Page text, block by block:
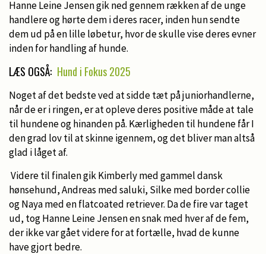
Hanne Leine Jensen gik ned gennem rækken af de unge
handlere og hørte dem i deres racer, inden hun sendte
dem ud på en lille løbetur, hvor de skulle vise deres evner
inden for handling af hunde.
LÆS OGSÅ: Hund i Fokus 2025
Noget af det bedste ved at sidde tæt på juniorhandlerne,
når de er i ringen, er at opleve deres positive måde at tale
til hundene og hinanden på. Kærligheden til hundene får I
den grad lov til at skinne igennem, og det bliver man altså
glad i låget af.
Videre til finalen gik Kimberly med gammel dansk
hønsehund, Andreas med saluki, Silke med border collie
og Naya med en flatcoated retriever. Da de fire var taget
ud, tog Hanne Leine Jensen en snak med hver af de fem,
der ikke var gået videre for at fortælle, hvad de kunne
have gjort bedre.